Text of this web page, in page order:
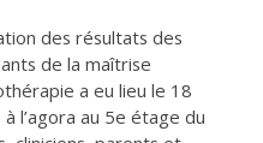
des résultats des
de la maîtrise
a eu lieu le 18
l’agora au 5e étage du